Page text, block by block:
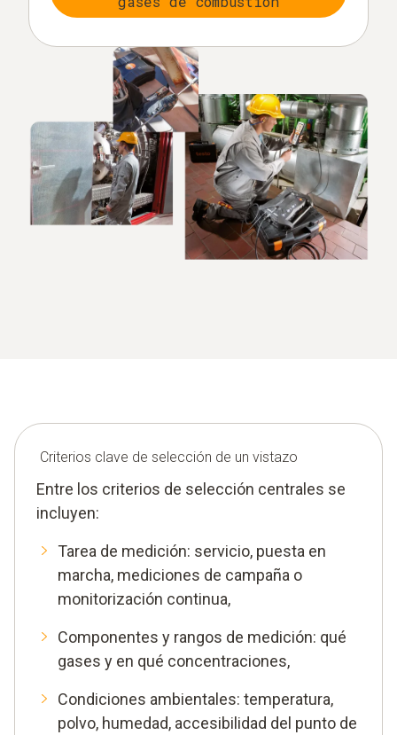
Criterios clave de selección de un vistazo
Entre los criterios de selección centrales se
incluyen:
Tarea de medición: servicio, puesta en
marcha, mediciones de campaña o
monitorización continua,
Componentes y rangos de medición: qué
gases y en qué concentraciones,
Condiciones ambientales: temperatura,
polvo, humedad, accesibilidad del punto de